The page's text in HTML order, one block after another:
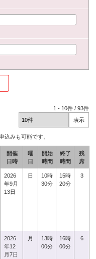
1 - 10件 /93件
込みも可能です。
開催
日時
曜
日
開始
時間
終了
時間
残
席
2026
年9月
13日
日
10時
30分
15時
20分
3
2026
年12
月7日
月
13時
00分
16時
00分
6